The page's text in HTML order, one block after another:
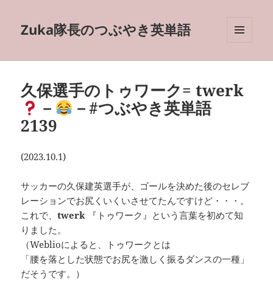
Zuka隊長のつぶやき英単語
ーとウ
久保選手のトゥワーク= twerk
－
－#つぶやき英単語
2139
(2023.10.1)
サッカーの久保建英選手が、ゴールを決めた後のセレブ
レーションでお尻くいくいさせてたんですけど・・・。
これで、twerk
『トゥワーク』という言葉を初めて知
りました。
（Weblioによると、トゥワークとは
「腰を落とした状態でお尻を激しく振るダンスの一種」
だそうです。）